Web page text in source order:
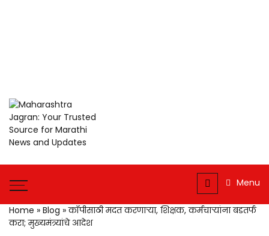
Marathi
Trusted
Companion for the
Latest News
Menu
Home » Blog »कॉपीसाठी मदत करणाऱ्या, शिक्षक, कर्मचाऱ्यांना बडतर्फ
करा; मुख्यमंत्र्यांचे आदेश